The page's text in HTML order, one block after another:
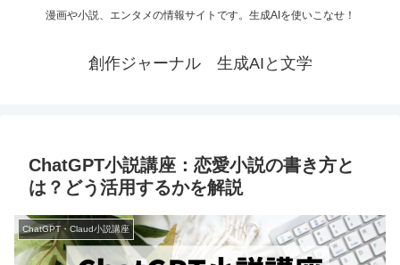
漫画や小説、エンタメの情報サイトです。生成AIを使いこなせ！
創作ジャーナル 生成AIと文学
ChatGPT小説講座：恋愛小説の書き方と
は？どう活用するかを解説
ChatGPT・Claud小説講座